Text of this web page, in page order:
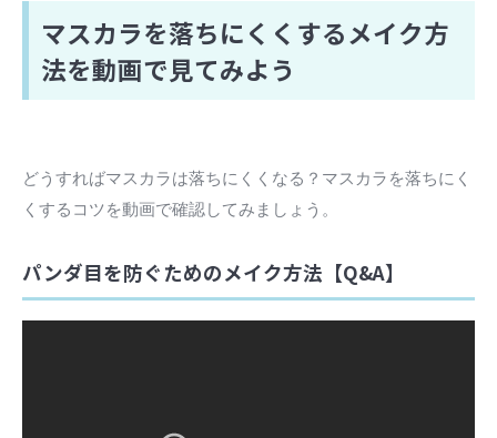
マスカラを落ちにくくするメイク方
法を動画で見てみよう
どうすればマスカラは落ちにくくなる？マスカラを落ちにく
くするコツを動画で確認してみましょう。
パンダ目を防ぐためのメイク方法【Q&A】